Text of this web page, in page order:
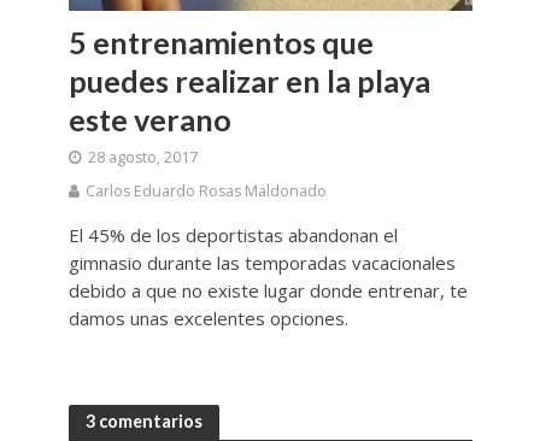
5 entrenamientos que
puedes realizar en la playa
este verano
28 agosto, 2017
Carlos Eduardo Rosas Maldonado
El 45% de los deportistas abandonan el
gimnasio durante las temporadas vacacionales
debido a que no existe lugar donde entrenar, te
damos unas excelentes opciones.
3 comentarios